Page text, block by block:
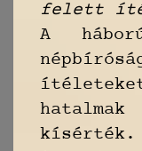
felett
A